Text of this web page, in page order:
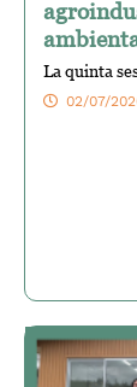
La quinta
02/07/